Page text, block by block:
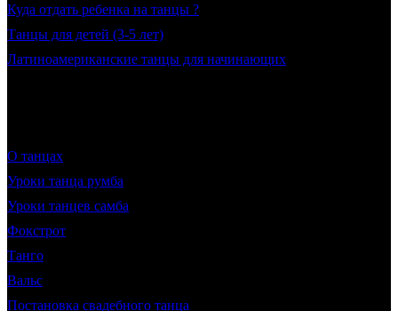
Куда отдать ребенка на танцы ?
Танцы для детей (3-5 лет)
Латиноамериканские танцы для начинающих
О танцах
Уроки танца румба
Уроки танцев самба
Фокстрот
Танго
Вальс
Постановка свадебного танца